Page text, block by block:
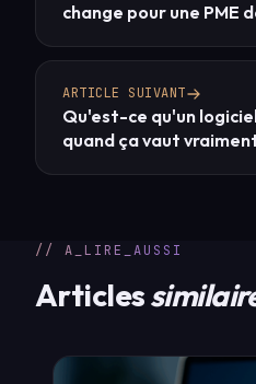
change pour une PME
ARTICLE SUIVANT
Qu'est-ce qu'un
quand ça vaut
// A_LIRE_AUSSI
Articles